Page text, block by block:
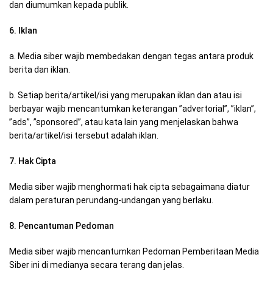
dan diumumkan kepada publik.
6. Iklan
a. Media siber wajib membedakan dengan tegas antara produk
berita dan iklan.
b. Setiap berita/artikel/isi yang merupakan iklan dan atau isi
berbayar wajib mencantumkan keterangan ”advertorial”, ”iklan”,
”ads”, ”sponsored”, atau kata lain yang menjelaskan bahwa
berita/artikel/isi tersebut adalah iklan.
7. Hak Cipta
Media siber wajib menghormati hak cipta sebagaimana diatur
dalam peraturan perundang-undangan yang berlaku.
8. Pencantuman Pedoman
Media siber wajib mencantumkan Pedoman Pemberitaan Media
Siber ini di medianya secara terang dan jelas.